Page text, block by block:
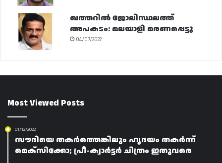
ഖത്തറിൽ ജോലിസ്ഥലത്ത്
അപകടം: മലയാളി മരണപ്പെട്ടു
04/07/2022
Most Viewed Posts
01/12/2022
സൗദിയെ തകർത്തെങ്കിലും ഹൃദയം തകർന്ന്
മെക്സിക്കോ; പ്രീ-ക്വാർട്ടർ ചിത്രം ഇതുവരെ